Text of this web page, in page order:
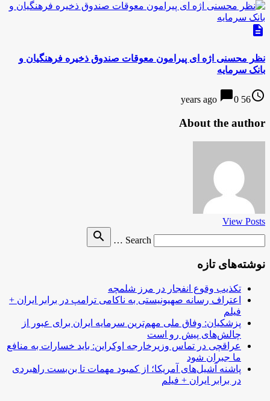
description
نظر محسنی اژه ای پیرامون معوقات صندوق ذخیره فرهنگیان و
بانک سرمایه
access_time
56 years ago
chat_bubble0
About the author
View Posts
Search …
search
نوشته‌های تازه
تکذیب وقوع انفجار در مرز شلمچه
اعتراف رسانه صهیونیستی به ناکامی ترامپ در برابر ایران +
فیلم
پزشکیان: وفاق ملی مهم‌ترین سرمایه ایران برای عبور از
چالش‌های پیش رو است
عراقچی در تماس وزیرخارجه اوکراین: باید خسارات به منافع
ما جبران شود
پاشنه آشیل‌های آمریکا؛ از کمبود مهمات تا بن‌بست راهبردی
در برابر ایران + فیلم